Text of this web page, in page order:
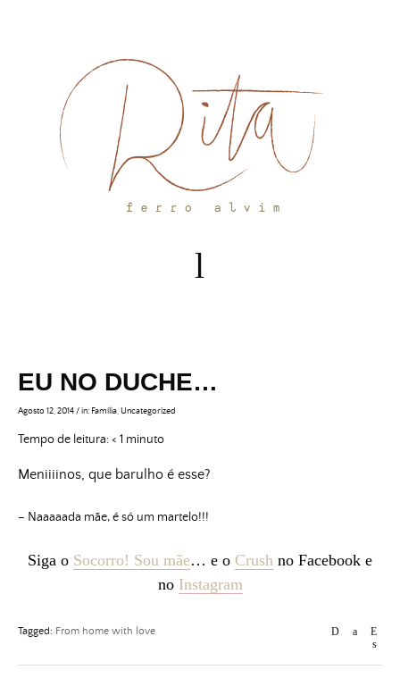
EU NO DUCHE…
Agosto 12, 2014/in: Família Uncategorized
Tempo de leitura:< 1 minuto
Meniiiinos, que barulho é esse?
– Naaaaada mãe, é só um martelo!!!
Siga o Socorro! Sou mãe… e o Crush no Facebook e
no Instagram
Tagged: From home with love